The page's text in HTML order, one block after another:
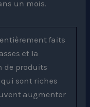
un mois.
faits
et la
de produits
sont riches
augmenter